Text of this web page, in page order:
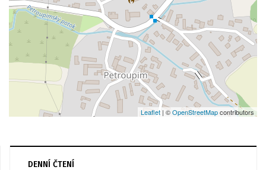
Leaflet | ©OpenStreetMapcontributors
DENNÍ ČTENÍ